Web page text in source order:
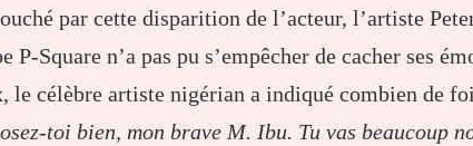
par cette disparition de l’acteur, l’artiste
P-Square n’a pas pu s’empêcher de cacher ses
le célèbre artiste nigérian a indiqué combien de
toi bien, mon brave M. Ibu. Tu vas beaucoup